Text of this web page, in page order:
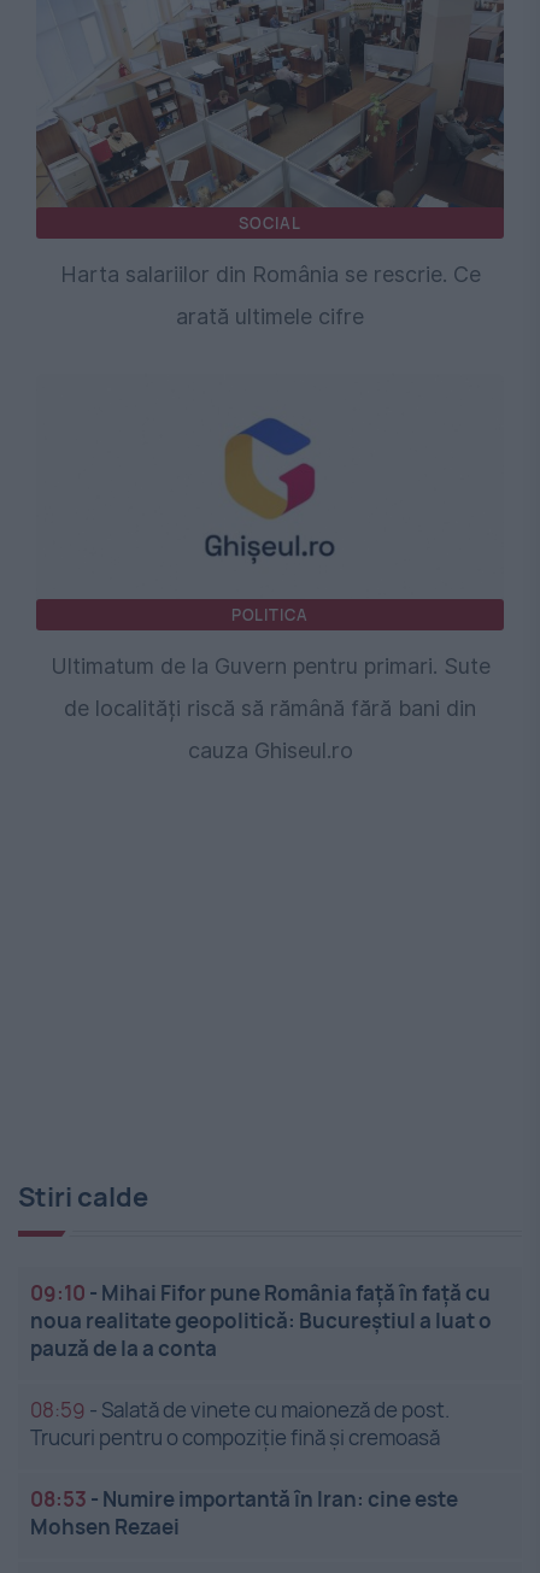
SOCIAL
Harta salariilor din România se rescrie. Ce
arată ultimele cifre
POLITICA
Ultimatum de la Guvern pentru primari. Sute
de localități riscă să rămână fără bani din
cauza Ghiseul.ro
Stiri calde
09:10 - Mihai Fifor pune România față în față cu
noua realitate geopolitică: Bucureștiul a luat o
pauză de la a conta
08:59 - Salată de vinete cu maioneză de post.
Trucuri pentru o compoziție fină și cremoasă
08:53 - Numire importantă în Iran: cine este
Mohsen Rezaei